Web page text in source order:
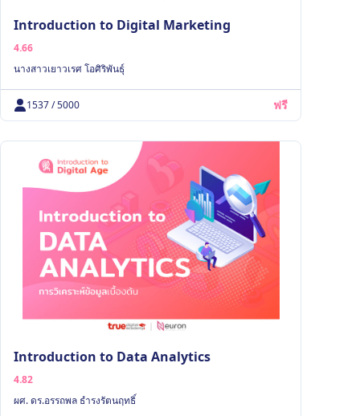
Introduction to Digital Marketing
4.66
นางสาวเยาวเรศ โอศิริพันธุ์
1537 / 5000 ฟรี
Introduction to Data Analytics
4.82
ผศ. ดร.อรรถพล ธํารงรัตนฤทธิ์